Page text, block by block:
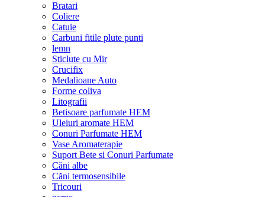
Bratari
Coliere
Catuie
Carbuni fitile plute punti
lemn
Sticlute cu Mir
Crucifix
Medalioane Auto
Forme coliva
Litografii
Betisoare parfumate HEM
Uleiuri aromate HEM
Conuri Parfumate HEM
Vase Aromaterapie
Suport Bete si Conuri Parfumate
Căni albe
Căni termosensibile
Tricouri